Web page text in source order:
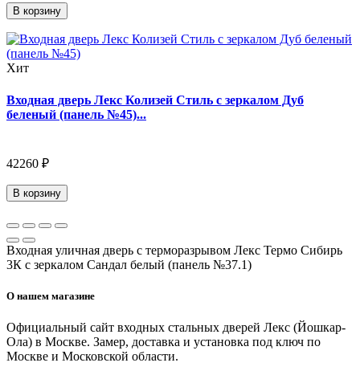
В корзину
Хит
Входная дверь Лекс Колизей Стиль с зеркалом Дуб
беленый (панель №45)...
42260 ₽
В корзину
Входная уличная дверь с терморазрывом Лекс Термо Сибирь
3К с зеркалом Сандал белый (панель №37.1)
О нашем магазине
Официальный сайт входных стальных дверей Лекс (Йошкар-
Ола) в Москве. Замер, доставка и установка под ключ по
Москве и Московской области.